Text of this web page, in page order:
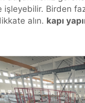
işleyebilir. Birden
alın. kapı